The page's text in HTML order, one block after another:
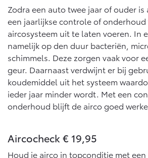
Corolla Cross
HYBRIDE
Vanaf € 39.995,-
Toyota
OOK
HYBRIDE
Vanaf €
Toyota C-HR+
BATTERIJ-ELEKTRISCH
PLUG-
Toyota fabrieksgarantie
Onderdelen & Accessoires
Onderdelen
Accessoires
Banden
Connected
Energie en slim laden
Verzekeren
Toyota Autoverzekering
Toyota Hybride Autoverzekering
Bedrijfswagens
Bedrijfswagens op maat
Financieren of leasen
Verzekeren
Zodra een auto twee jaar of ouder is
een jaarlijkse controle of onderhoud
aircosysteem uit te laten voeren. In
namelijk op den duur bacteriën,
schimmels. Deze zorgen vaak voor
geur. Daarnaast verdwijnt er bij
koudemiddel uit het systeem
ieder jaar minder wordt. Met een
onderhoud blijft de airco goed
Aircocheck € 19,95
Houd je airco in topconditie met